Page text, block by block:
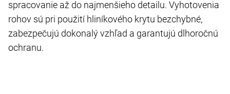
spracovanie až do najmenšieho detailu. Vyhotovenia
rohov sú pri použití hliníkového krytu bezchybné,
zabezpečujú dokonalý vzhľad a garantujú dlhoročnú
ochranu.